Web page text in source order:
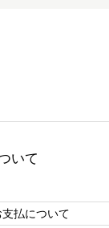
いて
支払について